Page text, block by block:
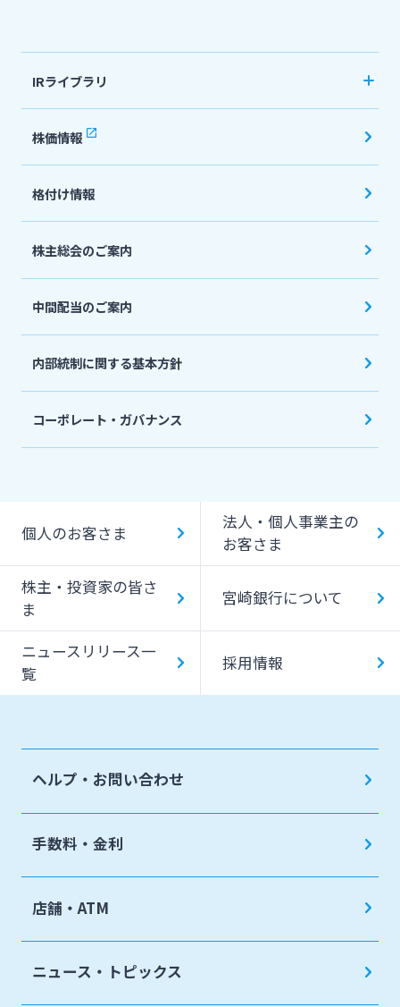
法人・個人事業主のお客さま
株主・投資家の皆さま
宮崎銀行について
ニュースリリース一覧
採用情報
お問い合わせ先一覧
IRライブラリ
決算短信
有価証券報告書・四半期報告書
IR関連ニュースリリース
会社説明会資料
投資家向け説明会資料
English
株価情報
格付け情報
株主総会のご案内
中間配当のご案内
内部統制に関する基本方針
コーポレート・ガバナンス
個人のお客さま
法人・個人事業主の
お客さま
株主・投資家の皆さ
ま
宮崎銀行について
ニュースリリース一
覧
採用情報
ヘルプ・お問い合わせ
手数料・金利
店舗・ATM
ニュース・トピックス